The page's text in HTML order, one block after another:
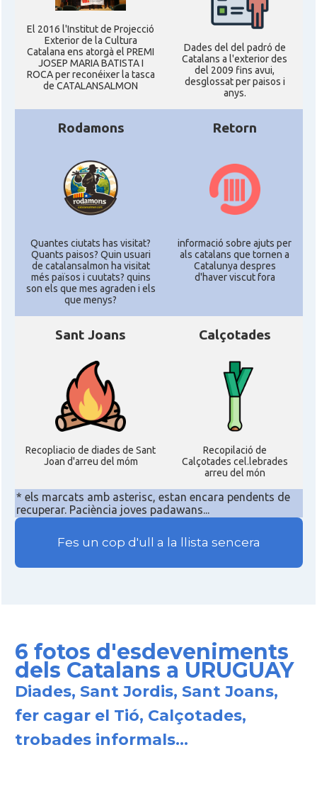
El 2016 l'Institut de Projecció
Exterior de la Cultura
Catalana ens atorgà el PREMI
JOSEP MARIA BATISTA I
ROCA per reconéixer la tasca
de CATALANSALMON
Dades del del padró de
Catalans a l'exterior des
del 2009 fins avui,
desglossat per paisos i
anys.
Rodamons
Quantes ciutats has visitat?
Quants paisos? Quin usuari
de catalansalmon ha visitat
més països i cuutats? quins
son els que mes agraden i els
que menys?
Retorn
informació sobre ajuts per
als catalans que tornen a
Catalunya despres
d'haver viscut fora
Sant Joans
Recopliacio de diades de Sant
Joan d'arreu del móm
Calçotades
Recopilació de
Calçotades cel.lebrades
arreu del món
* els marcats amb asterisc, estan encara pendents de
recuperar. Paciència joves padawans...
Fes un cop d'ull a la llista sencera
6 fotos d'esdeveniments
dels Catalans a URUGUAY
Diades, Sant Jordis, Sant Joans,
fer cagar el Tió, Calçotades,
trobades informals...